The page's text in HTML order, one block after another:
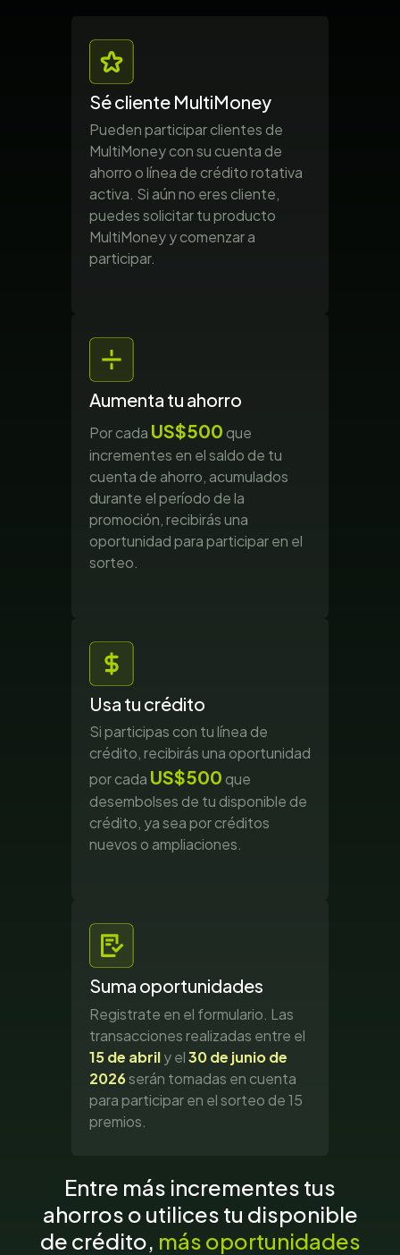
Sé cliente MultiMoney
Pueden participar clientes de
MultiMoney con su cuenta de
ahorro o línea de crédito rotativa
activa. Si aún no eres cliente,
puedes solicitar tu producto
MultiMoney y comenzar a
participar.
Aumenta tu ahorro
Por cada US$500 que
incrementes en el saldo de tu
cuenta de ahorro, acumulados
durante el período de la
promoción, recibirás una
oportunidad para participar en el
sorteo.
Usa tu crédito
Si participas con tu línea de
crédito, recibirás una oportunidad
por cada US$500 que
desembolses de tu disponible de
crédito, ya sea por créditos
nuevos o ampliaciones.
Suma oportunidades
Registrate en el formulario. Las
transacciones realizadas entre el
15 de abrily el30 de junio de
2026serán tomadas en cuenta
para participar en el sorteo de 15
premios.
Entre más incrementes tus
ahorros o utilices tu disponible
de crédito, más oportunidades